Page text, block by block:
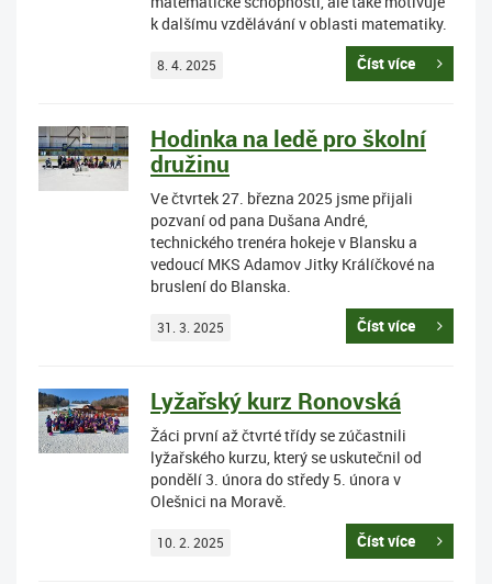
k dalšímu vzdělávání v oblasti matematiky.
8. 4. 2025 Číst více
Hodinka na ledě pro školní
družinu
Ve čtvrtek 27. března 2025 jsme přijali
pozvaní od pana Dušana André,
technického trenéra hokeje v Blansku a
vedoucí MKS Adamov Jitky Králíčkové na
bruslení do Blanska.
31. 3. 2025 Číst více
Lyžařský kurz Ronovská
Žáci první až čtvrté třídy se zúčastnili
lyžařského kurzu, který se uskutečnil od
pondělí 3. února do středy 5. února v
Olešnici na Moravě.
10. 2. 2025 Číst více